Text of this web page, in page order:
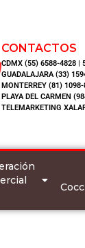
CONTACTOS
CDMX (55) 6588-4828 |
GUADALAJARA (33)
MONTERREY (81)
PLAYA DEL CARMEN
TELEMARKETING